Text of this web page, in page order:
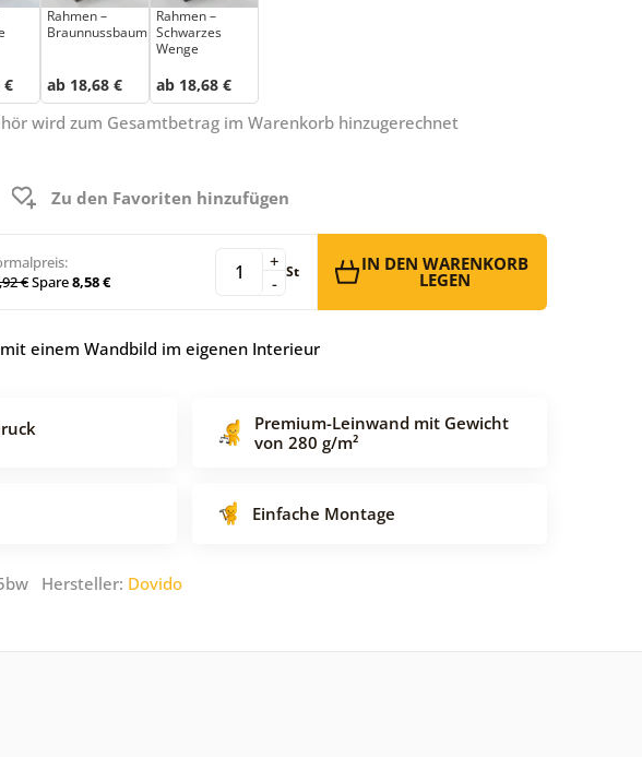
€
Rahmen –
Braunnussbaum
ab 18,68 €
Rahmen –
Schwarzes
Wenge
ab 18,68 €
wird zum Gesamtbetrag im Warenkorb hinzugerechnet
Zu den Favoriten hinzufügen
€Spare8,58 € -
+ St IN DEN WARENKORB
LEGEN
mit einem Wandbild im eigenen Interieur
Premium-Leinwand mit Gewicht
von 280 g/m²
Einfache Montage
Hersteller: Dovido